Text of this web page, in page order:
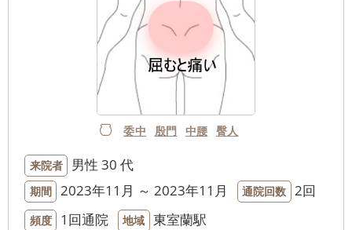
委中 殷門 中腰 臀人
来院者 男性 30 代
期間 2023年11月 ～ 2023年11月 通院回数 2回
頻度 1回通院 地域 東室蘭駅